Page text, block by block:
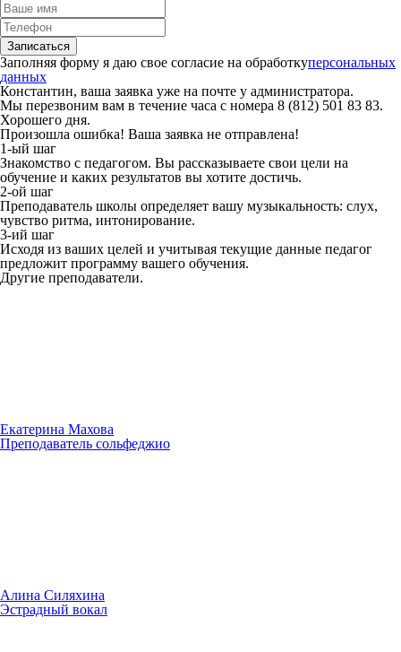
Записаться
Заполняя форму я даю свое согласие на обработкуперсональных
данных
Константин, ваша заявка уже на почте у администратора.
Мы перезвоним вам в течение часа с номера 8 (812) 501 83 83.
Хорошего дня.
Произошла ошибка! Ваша заявка не отправлена!
1-ый шаг
Знакомство с педагогом. Вы рассказываете свои цели на
обучение и каких результатов вы хотите достичь.
2-ой шаг
Преподаватель школы определяет вашу музыкальность: слух,
чувство ритма, интонирование.
3-ий шаг
Исходя из ваших целей и учитывая текущие данные педагог
предложит программу вашего обучения.
Другие преподаватели.
Екатерина Махова
Преподаватель сольфеджио
Алина Силяхина
Эстрадный вокал